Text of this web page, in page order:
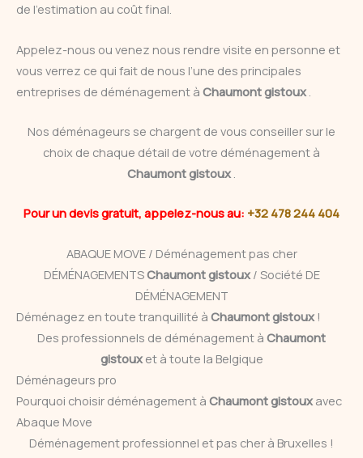
de l’estimation au coût final.
Appelez-nous ou venez nous rendre visite en personne et
vous verrez ce qui fait de nous l’une des principales
entreprises de déménagement à Chaumont gistoux
Nos déménageurs se chargent de vous conseiller sur le
choix de chaque détail de votre déménagement à
Chaumont gistoux.
Pour un devis gratuit, appelez-nous au: +32 478 244 404
ABAQUE MOVE / Déménagement pas cher
DÉMÉNAGEMENTSChaumont gistoux / Société DE
DÉMÉNAGEMENT
Déménagez en toute tranquillité à Chaumont gistoux !
Des professionnels de déménagement à Chaumont
gistoux et à toute la Belgique
Déménageurs pro
Pourquoi choisir déménagement à Chaumont gistoux avec
Abaque Move
Déménagement professionnel et pas cher à Bruxelles !